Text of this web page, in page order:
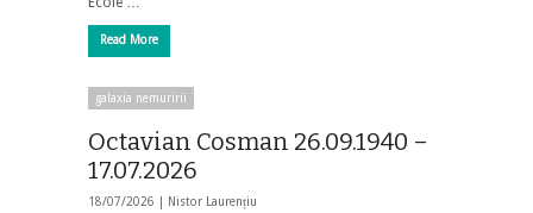
Read More
galaxia nemuririi
Octavian Cosman 26.09.1940 –
17.07.2026
18/07/2026 | Nistor Laurențiu